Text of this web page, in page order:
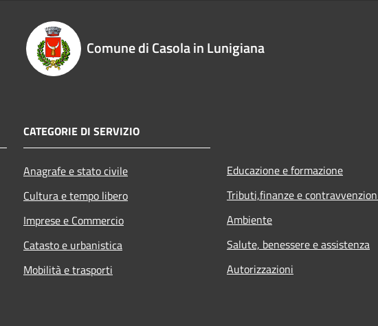
Comune di Casola in Lunigiana
CATEGORIE DI SERVIZIO
Anagrafe e stato civile
Cultura e tempo libero
Imprese e Commercio
Catasto e urbanistica
Mobilità e trasporti
Educazione e formazione
Tributi,finanze e
Ambiente
Salute, benessere e assistenza
Autorizzazioni